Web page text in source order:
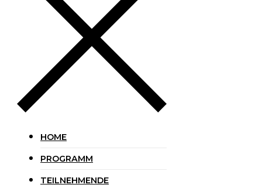
HOME
PROGRAMM
TEILNEHMENDE